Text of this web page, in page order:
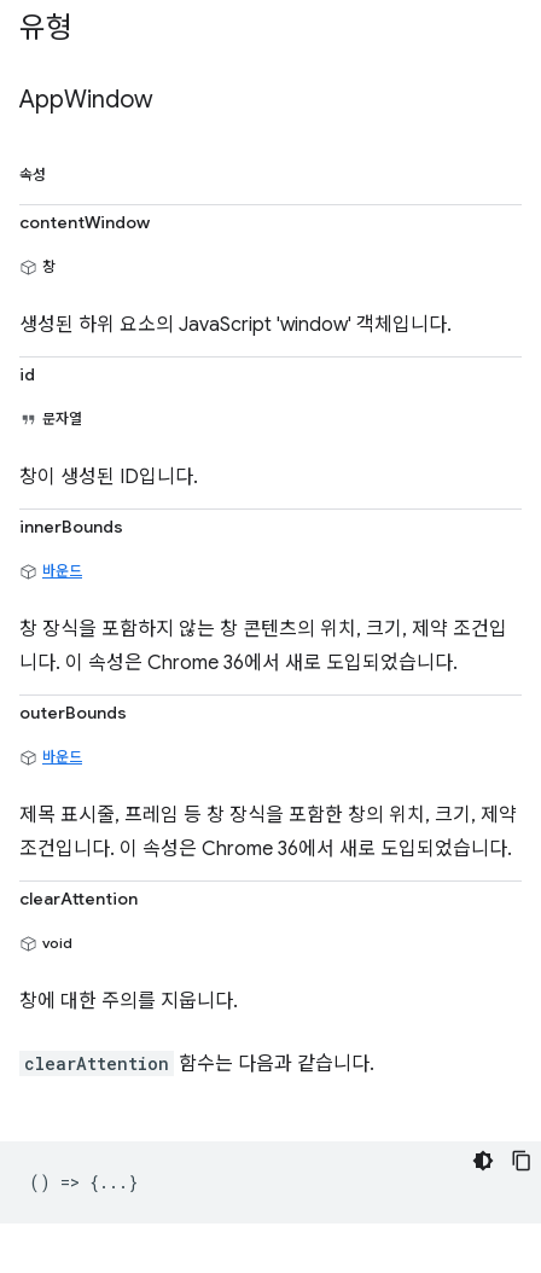
유형
AppWindow
속성
contentWindow
창
생성된 하위 요소의 JavaScript 'window' 객체입니다.
id
문자열
창이 생성된 ID입니다.
innerBounds
바운드
창 장식을 포함하지 않는 창 콘텐츠의 위치, 크기, 제약 조건입
니다. 이 속성은 Chrome 36에서 새로 도입되었습니다.
outerBounds
바운드
제목 표시줄, 프레임 등 창 장식을 포함한 창의 위치, 크기, 제약
조건입니다. 이 속성은 Chrome 36에서 새로 도입되었습니다.
clearAttention
void
창에 대한 주의를 지웁니다.
clearAttention 함수는 다음과 같습니다.
() => {...}